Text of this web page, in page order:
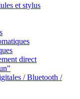
et stylus
direct
/ Bluetooth /